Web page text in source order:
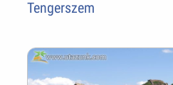
Tengerszem